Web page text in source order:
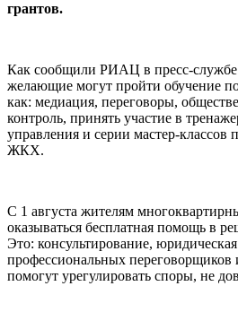
грантов.
Как сообщили РИАЦ в пресс-службе
желающие могут пройти обучение
как: медиация, переговоры,
контроль, принять участие в
управления и серии мастер-
ЖКХ.
С 1 августа жителям
оказываться бесплатная помощь в
Это: консультирование,
профессиональных переговорщиков
помогут урегулировать споры, не